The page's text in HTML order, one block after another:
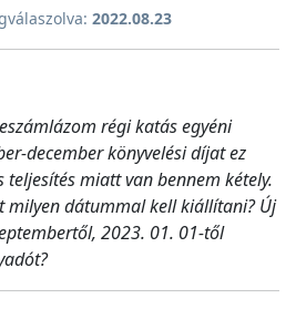
2022.08.23
régi katás egyéni
december könyvelési díjat ez
teljesítés miatt van bennem kétely.
milyen dátummal kell kiállítani? Új
2023. 01. 01-től